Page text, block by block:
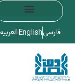
فارسیEnglishالعربیه